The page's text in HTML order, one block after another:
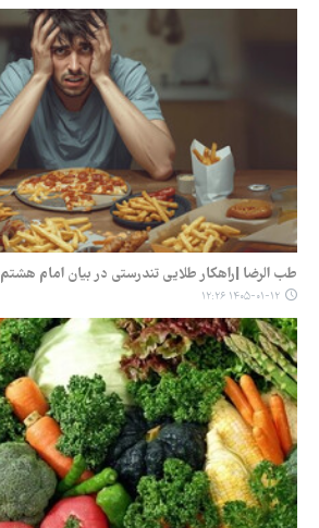
طب الرضا |راهکار طلایی تندرستی در بیان امام هشتم
۱۴۰۵-۰۱-۱۲ ۱۲:۲۶